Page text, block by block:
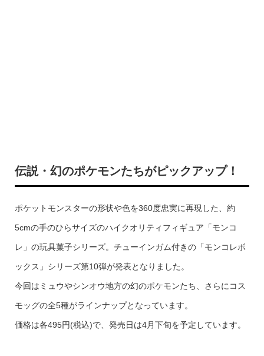
伝説・幻のポケモンたちがピックアップ！
ポケットモンスターの形状や色を360度忠実に再現した、約
5cmの手のひらサイズのハイクオリティフィギュア「モンコ
レ」の玩具菓子シリーズ。チューインガム付きの「モンコレボ
ックス」シリーズ第10弾が発表となりました。
今回はミュウやシンオウ地方の幻のポケモンたち、さらにコス
モッグの全5種がラインナップとなっています。
価格は各495円(税込)で、発売日は4月下旬を予定しています。